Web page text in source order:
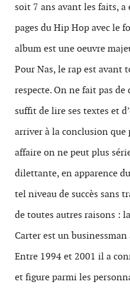
soit 7 ans avant les faits, a
pages du Hip Hop avec le
album est une oeuvre
Pour Nas, le rap est avant
respecte. On ne fait pas
suffit de lire ses textes et
arriver à la conclusion
affaire on ne peut plus
dilettante, en apparence
tel niveau de succès sans
de toutes autres raisons :
Carter est un
Entre 1994 et 2001 il a
et figure parmi les